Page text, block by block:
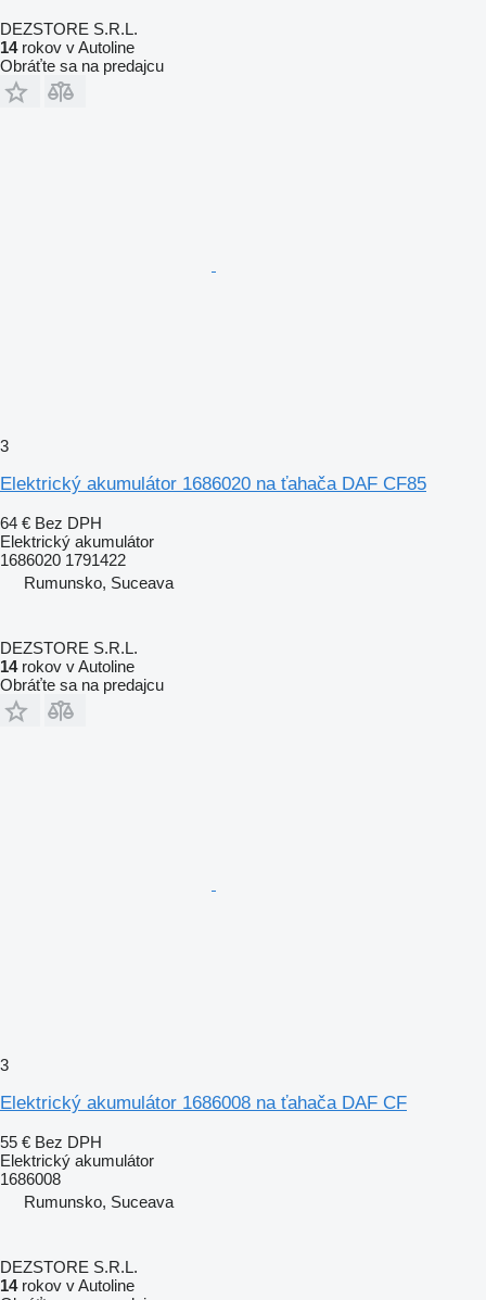
DEZSTORE S.R.L.
14rokov v Autoline
Obráťte sa na predajcu
3
Elektrický akumulátor 1686020 na ťahača DAF CF85
64 € Bez DPH
Elektrický akumulátor
1686020 1791422
Rumunsko, Suceava
DEZSTORE S.R.L.
14rokov v Autoline
Obráťte sa na predajcu
3
Elektrický akumulátor 1686008 na ťahača DAF CF
55 € Bez DPH
Elektrický akumulátor
1686008
Rumunsko, Suceava
DEZSTORE S.R.L.
14rokov v Autoline